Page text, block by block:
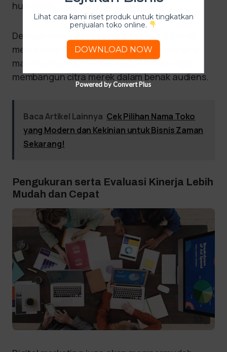
hubungan jangka panjang.
Dengan digital marketing, kamu hanya perlu
mengunggah konten melalui platform digital,
maka kamu bisa memperkenalkan sekaligus
membangun citra merek dalam benak audiens.
Baca Artikel Lainnya Cek Pilihan Nama Toko
yang Modern dan Kekinian untuk Bisnis Zaman
Sekarang!
Pengukuran serta Evaluasi Kinerja Lebih
Mudah dan Cepat
Lihat cara kami riset produk untuk tingkatkan
penjualan toko online.
DOWNLOAD NOW
Powered by Convert Plus